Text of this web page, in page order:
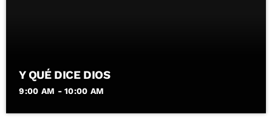
Y QUÉ DICE DIOS
9:00 AM - 10:00 AM